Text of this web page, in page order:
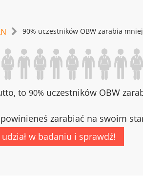
90% uczestników OBW zarabia mniej
to 90% uczestników OBW
zarabiać na swoim
udział w badaniu i sprawdź!